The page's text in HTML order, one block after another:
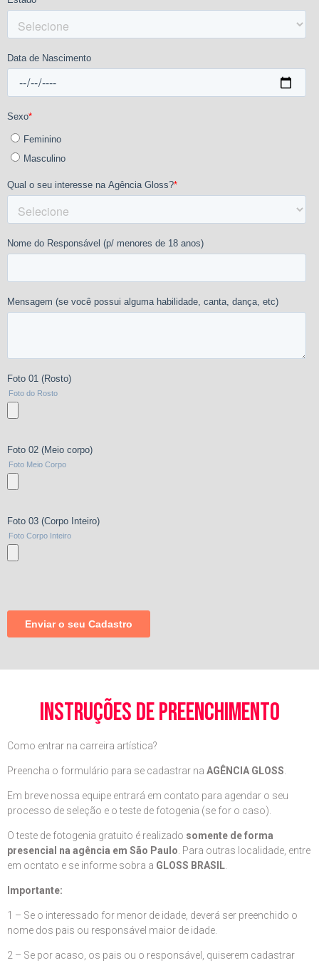
instruções de preenchimento
Como entrar na carreira artística?
Preencha o formulário para se cadastrar na AGÊNCIA GLOSS
Em breve nossa equipe entrará em contato para agendar o seu
processo de seleção e o teste de fotogenia (se for o caso).
O teste de fotogenia gratuito é realizado somente de forma
presencial na agência em São Paulo . Para outras localidade, entre
em ocntato e se informe sobra a GLOSS BRASIL
Importante:
1 – Se o interessado for menor de idade, deverá ser preenchido o
nome dos pais ou responsável maior de idade.
2 – Se por acaso, os pais ou o responsável, quiserem cadastrar